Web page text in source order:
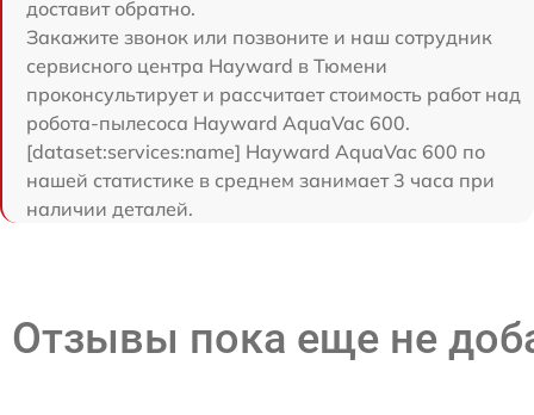
доставит обратно.
Закажите звонок или позвоните и наш сотрудник
сервисного центра Hayward в Тюмени
проконсультирует и рассчитает стоимость работ над
робота-пылесоса Hayward AquaVac 600.
[dataset:services:name] Hayward AquaVac 600 по
нашей статистике в среднем занимает 3 часа при
наличии деталей.
Отзывы пока еще не